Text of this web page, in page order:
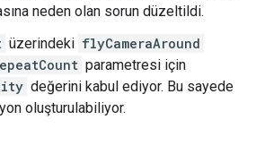
neden olan sorun düzeltildi.
üzerindeki flyCameraAround
parametresi için
değerini kabul ediyor. Bu sayede
oluşturulabiliyor.